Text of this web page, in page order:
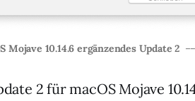
Mojave 10.14.6 ergänzendes Update 2
2 für macOS Mojave